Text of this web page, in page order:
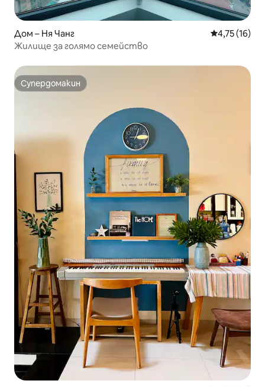
Дом – Ня Чанг Средна
4,75 (16)
Жилище за голямо семейство
Супердомакин
Супердомакин